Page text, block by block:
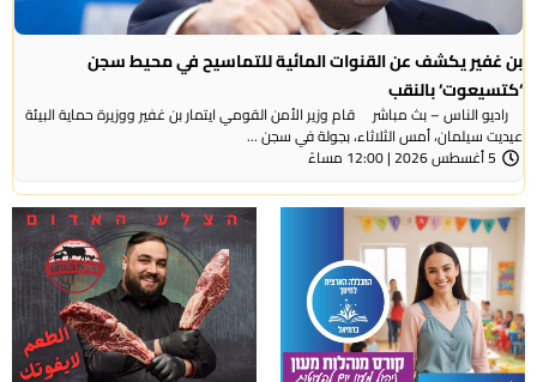
بن غفير يكشف عن القنوات المائية للتماسيح في محيط سجن
‘كتسيعوت‘ بالنقب
راديو الناس – بث مباشر قام وزير الأمن القومي ايتمار بن غفير ووزيرة حماية البيئة
عيديت سيلمان، أمس الثلاثاء، بجولة في سجن ...
5 أغسطس 2026 | 12:00 مساءً